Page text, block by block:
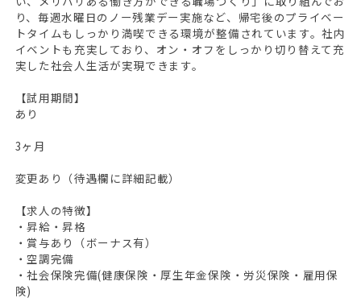
り、毎週水曜日のノー残業デー実施など、帰宅後のプライベー
トタイムもしっかり満喫できる環境が整備されています。社内
イベントも充実しており、オン・オフをしっかり切り替えて充
実した社会人生活が実現できます。
【試用期間】
あり
3ヶ月
変更あり（待遇欄に詳細記載）
【求人の特徴】
・昇給・昇格
・賞与あり（ボーナス有）
・空調完備
・社会保険完備(健康保険・厚生年金保険・労災保険・雇用保
険)